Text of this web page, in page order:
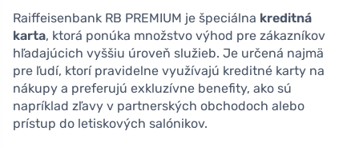
Raiffeisenbank RB PREMIUM je špeciálna kreditná
karta, ktorá ponúka množstvo výhod pre zákazníkov
hľadajúcich vyššiu úroveň služieb. Je určená najmä
pre ľudí, ktorí pravidelne využívajú kreditné karty na
nákupy a preferujú exkluzívne benefity, ako sú
napríklad zľavy v partnerských obchodoch alebo
prístup do letiskových salónikov.